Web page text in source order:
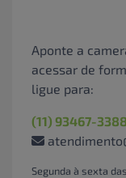
Aponte a
acessar de
ligue para:
(11) 93467-3388
Segunda à sexta